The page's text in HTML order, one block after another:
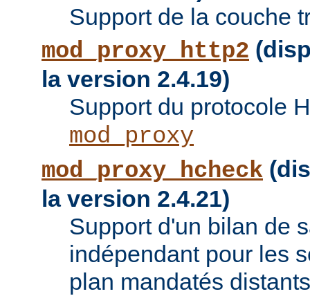
Support de la couche
mod_proxy_http2
la version 2.4.19)
Support du protocole
mod_proxy
mod_proxy_hcheck
la version 2.4.21)
Support d'un bilan de
indépendant pour les
plan mandatés